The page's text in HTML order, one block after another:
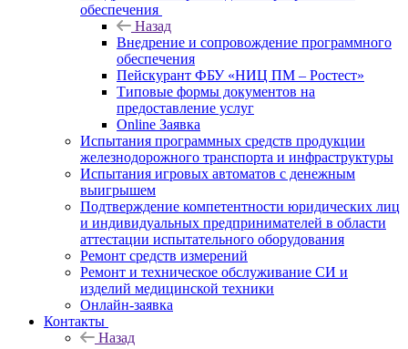
обеспечения
Назад
Внедрение и сопровождение программного
обеспечения
Пейскурант ФБУ «НИЦ ПМ – Ростест»
Типовые формы документов на
предоставление услуг
Online Заявка
Испытания программных средств продукции
железнодорожного транспорта и инфраструктуры
Испытания игровых автоматов с денежным
выигрышем
Подтверждение компетентности юридических лиц
и индивидуальных предпринимателей в области
аттестации испытательного оборудования
Ремонт средств измерений
Ремонт и техническое обслуживание СИ и
изделий медицинской техники
Онлайн-заявка
Контакты
Назад